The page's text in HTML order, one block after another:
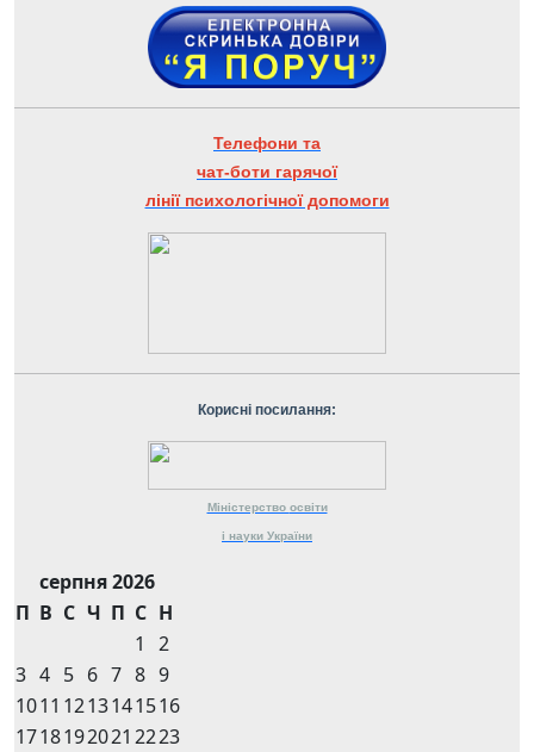
Телефони та
чат-боти гарячої
лінії психологічної допомоги
Корисні посилання:
Міністерство освіти
і науки України
серпня 2026
П В С Ч П С Н
1
2
3 4 5 6 7 8 9
1011 1213141516
1718192021 2223